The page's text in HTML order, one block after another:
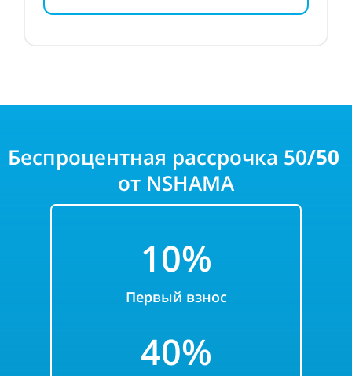
Беспроцентная рассрочка 50/50
от NSHAMA
10%
Первый взнос
40%